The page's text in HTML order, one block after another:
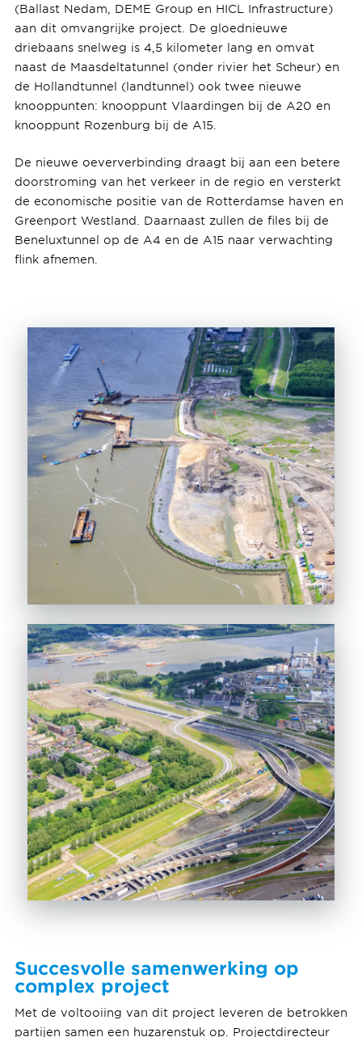
(Ballast Nedam, DEME Group en HICL Infrastructure)
aan dit omvangrijke project. De gloednieuwe
driebaans snelweg is 4,5 kilometer lang en omvat
naast de Maasdeltatunnel (onder rivier het Scheur) en
de Hollandtunnel (landtunnel) ook twee nieuwe
knooppunten: knooppunt Vlaardingen bij de A20 en
knooppunt Rozenburg bij de A15.
De nieuwe oeververbinding draagt bij aan een betere
doorstroming van het verkeer in de regio en versterkt
de economische positie van de Rotterdamse haven en
Greenport Westland. Daarnaast zullen de files bij de
Beneluxtunnel op de A4 en de A15 naar verwachting
flink afnemen.
Succesvolle samenwerking op
complex project
Met de voltooiing van dit project leveren de betrokken
partijen samen een huzarenstuk op. Projectdirecteur